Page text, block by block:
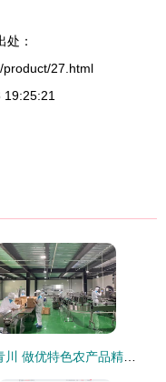
处：
product/27.html
19:25:21
广元青川 做优特色农产品精深加工，以生态工业引领高质量发展